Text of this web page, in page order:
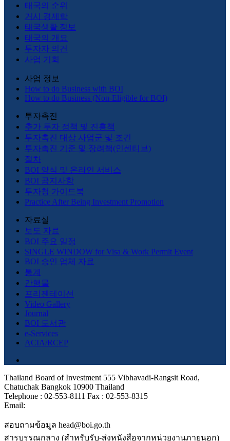
태국의 순위
거시 경제학
태국생활 정보
태국의 개요
투자자 의견
사업 기회
사업 정보
How to do Business with BOI
How to do Business (Non-Eligible for BOI)
투자촉진
추가 투자 정책 및 진흥책
투자촉진 대상 사업군 및 조건
투자촉진 기준 및 장려책(인센티브)
절차
BOI 양식 및 온라인 서비스
BOI 공지사항
투자청 가이드북
Practice After Being Investment Promotion
자료실
보도 자료
BOI 주요 일정
SINGLE WINDOW for Visa & Work Permit Event
BOI 승인 업체 자료
통계
간행물
프리젠테이션
Video Gallery
Journal
BOI 도서관
e-Services
ACIA/RCEP
Thailand Board of Investment 555 Vibhavadi-Rangsit Road,
Chatuchak Bangkok 10900 Thailand
Telephone : 02-553-8111 Fax : 02-553-8315
Email:
สอบถามข้อมูล head@boi.go.th
สารบรรณกลาง (สำหรับรับ-ส่งหนังสือจากหน่วยงานภายนอก)